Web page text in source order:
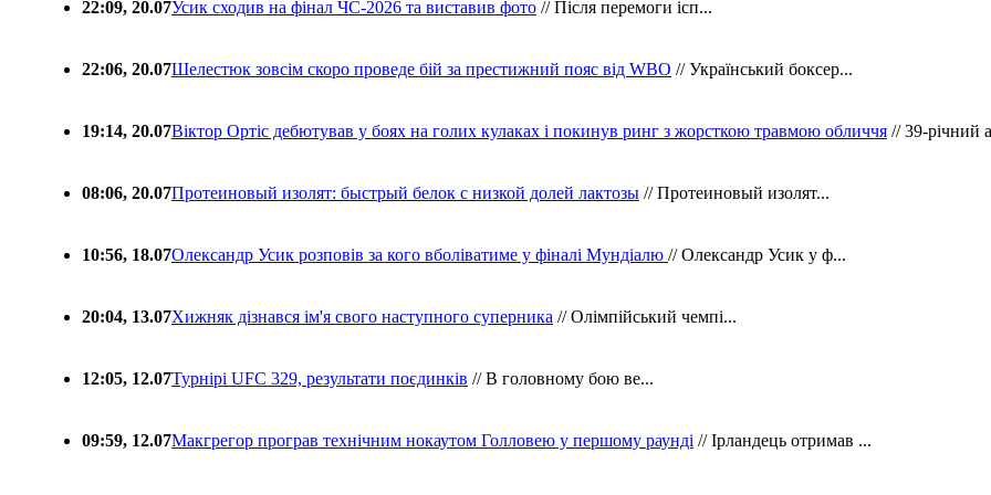
22:09, 20.07Усик сходив на фінал ЧС-2026 та виставив фото // Після перемоги ісп...
22:06, 20.07Шелестюк зовсім скоро проведе бій за престижний пояс від WBO // Український боксер...
19:14, 20.07Віктор Ортіс дебютував у боях на голих кулаках і покинув ринг з жорсткою травмою обличчя // 39-річний
08:06, 20.07Протеиновый изолят: быстрый белок с низкой долей лактозы // Протеиновый изолят...
10:56, 18.07Олександр Усик розповів за кого вболіватиме у фіналі Мундіалю // Олександр Усик у ф...
20:04, 13.07Хижняк дізнався ім'я свого наступного суперника // Олімпійський чемпі...
12:05, 12.07Турнірі UFC 329, результати поєдинків // В головному бою ве...
09:59, 12.07Макгрегор програв технічним нокаутом Голловею у першому раунді // Ірландець отримав ...